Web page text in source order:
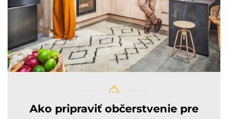
Ako pripraviť občerstvenie pre